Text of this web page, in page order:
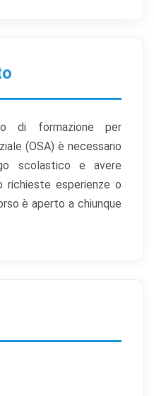
di formazione per
(OSA) è necessario
scolastico e avere
richieste esperienze o
è aperto a chiunque